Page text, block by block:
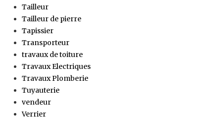
Tailleur
Tailleur de pierre
Tapissier
Transporteur
travaux de toiture
Travaux Electriques
Travaux Plomberie
Tuyauterie
vendeur
Verrier